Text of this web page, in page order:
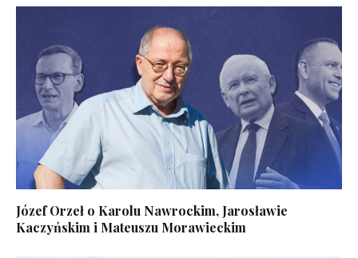
Józef Orzeł o Karolu Nawrockim, Jarosławie
Kaczyńskim i Mateuszu Morawieckim